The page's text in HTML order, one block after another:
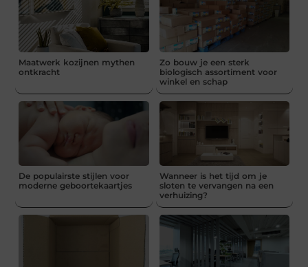
Maatwerk kozijnen mythen
ontkracht
Zo bouw je een sterk
biologisch assortiment voor
winkel en schap
De populairste stijlen voor
moderne geboortekaartjes
Wanneer is het tijd om je
sloten te vervangen na een
verhuizing?